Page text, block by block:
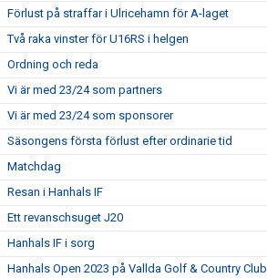
Förlust på straffar i Ulricehamn för A-laget
Två raka vinster för U16RS i helgen
Ordning och reda
Vi är med 23/24 som partners
Vi är med 23/24 som sponsorer
Säsongens första förlust efter ordinarie tid
Matchdag
Resan i Hanhals IF
Ett revanschsuget J20
Hanhals IF i sorg
Hanhals Open 2023 på Vallda Golf & Country Club